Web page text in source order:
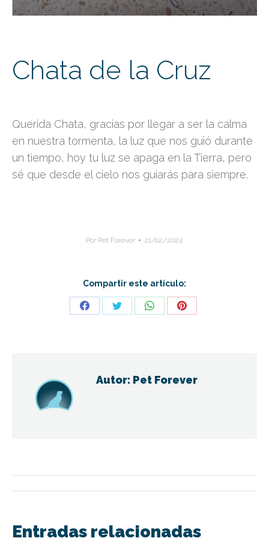
Chata de la Cruz
Querida Chata, gracias por llegar a ser la calma
en nuestra tormenta, la luz que nos guió durante
un tiempo, hoy tu luz se apaga en la Tierra, pero
sé que desde el cielo nos guiarás para siempre.
Por Pet Forever 21/02/2022
Compartir este artículo:
Share
Share
Share
Share
Autor: Pet Forever
Navegación
entre
Entradas relacionadas